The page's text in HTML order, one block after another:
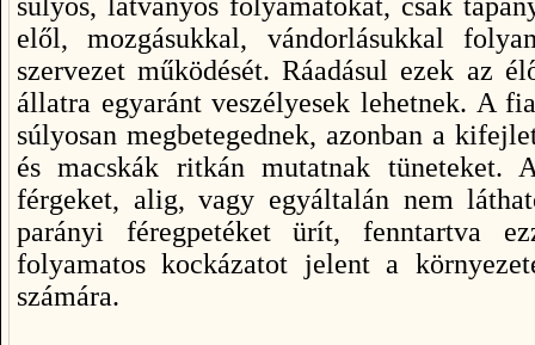
elől, mozgásukkal, vándorlásukkal
szervezet működését. Ráadásul ezek az
állatra egyaránt veszélyesek lehetnek. A
súlyosan megbetegednek, azonban a
és macskák ritkán mutatnak tüneteket.
férgeket, alig, vagy egyáltalán nem
parányi féregpetéket ürít, fenntartva
folyamatos kockázatot jelent a
számára.